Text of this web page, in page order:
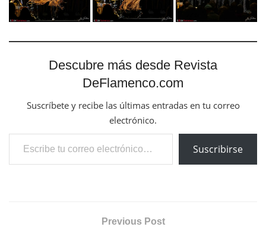
Descubre más desde Revista
DeFlamenco.com
Suscríbete y recibe las últimas entradas en tu correo
electrónico.
Escribe tu correo electrónico…
Suscribirse
Previous Post